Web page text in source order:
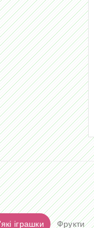
іграшки Фрукти